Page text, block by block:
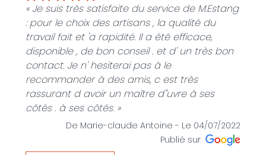
« Je suis très satisfaite du service de M.Estang
: pour le choix des artisans , la qualité du
travail fait et 'a rapidité. Il a été efficace,
disponible , de bon conseil . et d' un très bon
contact. Je n' hesiterai pas à le
recommander à des amis, c est très
rassurant d avoir un maître d''uvre à ses
côtés . à ses côtés. »
De Marie-claude Antoine - Le 04/07/2022
Publié sur